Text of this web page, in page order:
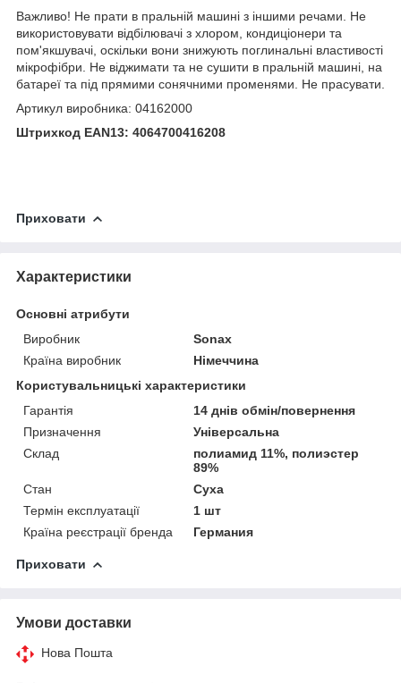
Важливо! Не прати в пральній машині з іншими речами. Не
використовувати відбілювачі з хлором, кондиціонери та
пом'якшувачі, оскільки вони знижують поглинальні властивості
мікрофібри. Не віджимати та не сушити в пральній машині, на
батареї та під прямими сонячними променями. Не прасувати.
Артикул виробника: 04162000
Штрихкод EAN13: 4064700416208
Приховати
Характеристики
Основні атрибути
Виробник
Sonax
Країна виробник
Німеччина
Користувальницькі характеристики
Гарантія
14 днів обмін/повернення
Призначення
Універсальна
Склад
полиамид 11%, полиэстер
89%
Стан
Суха
Термін експлуатації
1 шт
Країна реєстрації бренда
Германия
Приховати
Умови доставки
Нова Пошта